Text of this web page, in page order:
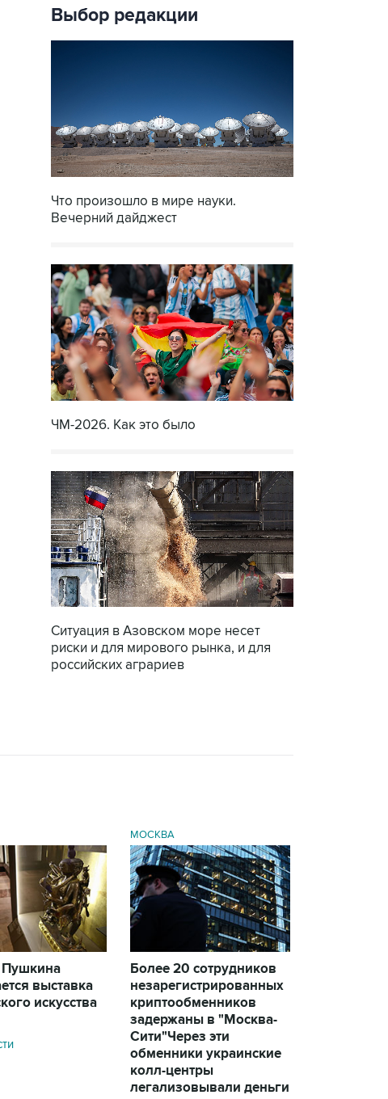
Выбор редакции
Что произошло в мире науки.
Вечерний дайджест
ЧМ-2026. Как это было
Ситуация в Азовском море несет
риски и для мирового рынка, и для
российских аграриев
выставка
искусства
МОСКВА
Более 20 сотрудников
незарегистрированных
криптообменников
задержаны в "Москва-
Сити"Через эти
обменники украинские
колл-центры
легализовывали деньги